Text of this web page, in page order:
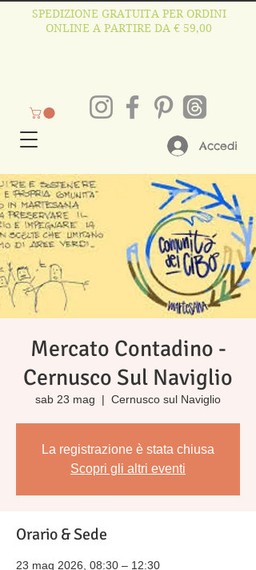
SPEDIZIONE GRATUITA PER ORDINI
ONLINE A PARTIRE DA € 59,00
Accedi
Mercato Contadino -
Cernusco Sul Naviglio
sab 23 mag
  |
Cernusco sul Naviglio
La registrazione è stata chiusa
Scopri gli altri eventi
Orario & Sede
23 mag 2026, 08:30 – 12:30